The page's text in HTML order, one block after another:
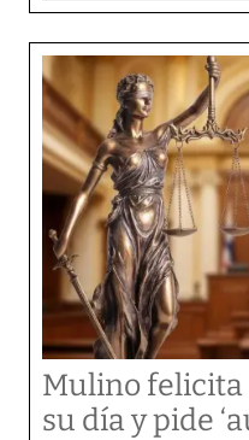
Mulino felicita
su día y pide